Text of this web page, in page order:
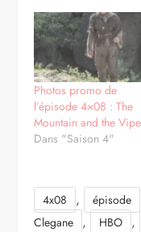
Photos promo de
l’épisode 4×08 : The
Mountain and the
Dans "Saison 4"
4x08 , épisode
Clegane , HBO ,